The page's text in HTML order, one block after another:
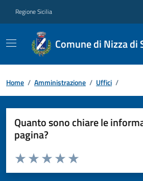
Regione Sicilia
Comune di Nizza di
Home / Amministrazione / Uffici /
Quanto sono chiare le
pagina?
Valuta da 1 a 5 stelle la pagina
Valuta 5 stelle su 5
Valuta 4 stelle su 5
Valuta 3 stelle su 5
Valuta 2 stelle su 5
Valuta 1 stelle su 5